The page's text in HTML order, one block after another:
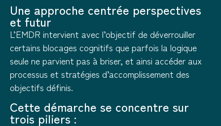
Une approche centrée perspectives
et futur
L’EMDR intervient avec l’objectif de déverrouiller
certains blocages cognitifs que parfois la logique
seule ne parvient pas à briser, et ainsi accéder aux
processus et stratégies d’accomplissement des
objectifs définis.
Cette démarche se concentre sur
trois piliers :